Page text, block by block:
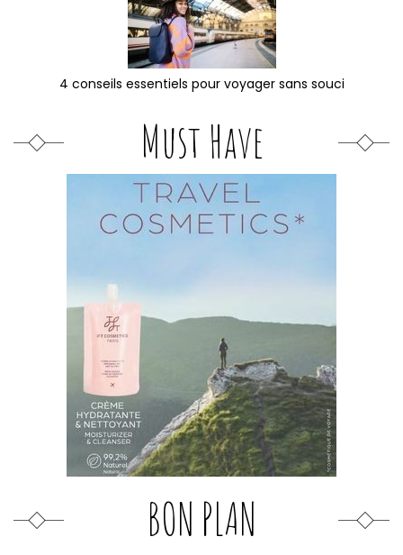
4 conseils essentiels pour voyager sans souci
Must Have
BON PLAN